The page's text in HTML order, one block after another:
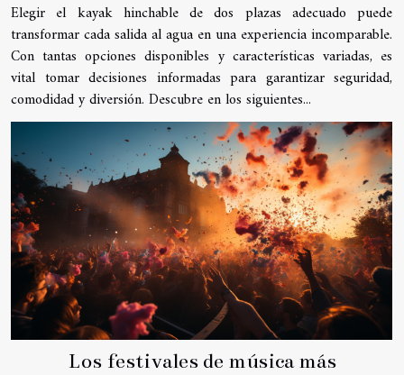
Elegir el kayak hinchable de dos plazas adecuado puede
transformar cada salida al agua en una experiencia incomparable.
Con tantas opciones disponibles y características variadas, es
vital tomar decisiones informadas para garantizar seguridad,
comodidad y diversión. Descubre en los siguientes...
Los festivales de música más